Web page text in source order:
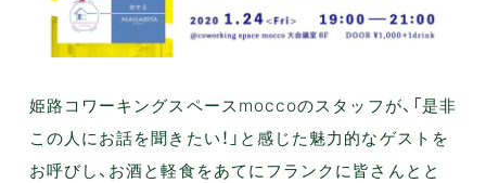
姫路コワーキングスペースmoccoのスタッフが、「是非
この人にお話を聞きたい！」と感じた魅力的なゲストを
お呼びし、お酒と軽食をあてにフランクに皆さんとと